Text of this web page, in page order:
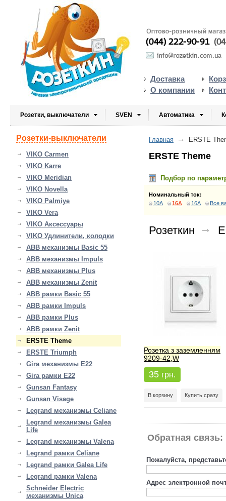
Доставка
О компании
Розетки, выключатели SVEN Автоматика
Главная ERSTE
ERSTE Theme
Подбор по
Номинальный ток:
10A
16A 16A Все
Розеткин
Розетка з заземленням
9209-42,W
35 грн.
В корзину Купить сразу
Обратная связь:
Пожалуйста,
Адрес электронной
Розетки-выключатели
VIKO Carmen
VIKO Karre
VIKO Meridian
VIKO Novella
VIKO Palmiye
VIKO Vera
VIKO Аксессуары
VIKO Удлинители, колодки
ABB механизмы Basic 55
ABB механизмы Impuls
ABB механизмы Plus
ABB механизмы Zenit
ABB рамки Basic 55
ABB рамки Impuls
ABB рамки Plus
ABB рамки Zenit
ERSTE Theme
ERSTE Triumph
Gira механизмы E22
Gira рамки E22
Gunsan Fantasy
Gunsan Visage
Legrand механизмы Celiane
Legrand механизмы Galea
Life
Legrand механизмы Valena
Legrand рамки Celiane
Legrand рамки Galea Life
Legrand рамки Valena
Schneider Electric
механизмы Unica